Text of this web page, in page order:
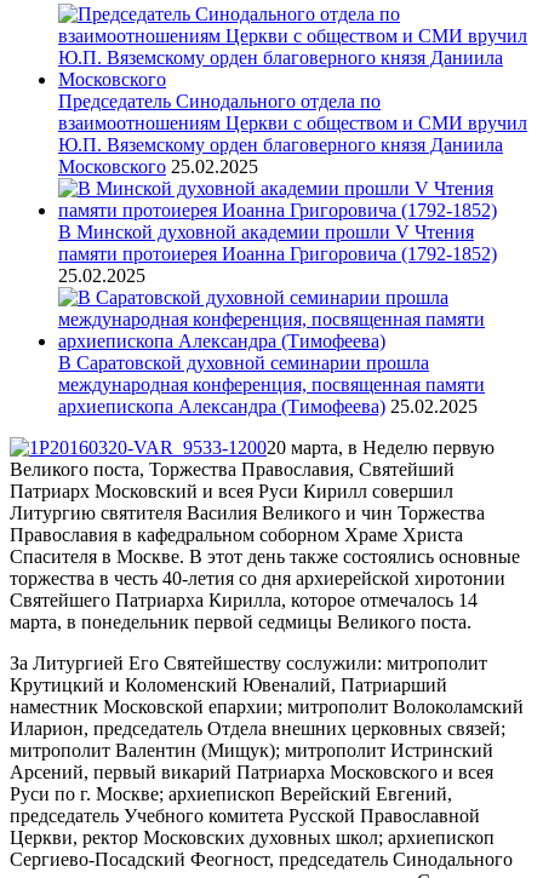
Председатель Синодального отдела по
взаимоотношениям Церкви с обществом и СМИ вручил
Ю.П. Вяземскому орден благоверного князя Даниила
Московского 25.02.2025
В Минской духовной академии прошли V Чтения
памяти протоиерея Иоанна Григоровича (1792-1852)
25.02.2025
В Саратовской духовной семинарии прошла
международная конференция, посвященная памяти
архиепископа Александра (Тимофеева) 25.02.2025
20 марта, в Неделю первую
Великого поста, Торжества Православия, Святейший
Патриарх Московский и всея Руси Кирилл совершил
Литургию святителя Василия Великого и чин Торжества
Православия в кафедральном соборном Храме Христа
Спасителя в Москве. В этот день также состоялись основные
торжества в честь 40-летия со дня архиерейской хиротонии
Святейшего Патриарха Кирилла, которое отмечалось 14
марта, в понедельник первой седмицы Великого поста.
За Литургией Его Святейшеству сослужили: митрополит
Крутицкий и Коломенский Ювеналий, Патриарший
наместник Московской епархии; митрополит Волоколамский
Иларион, председатель Отдела внешних церковных связей;
митрополит Валентин (Мищук); митрополит Истринский
Арсений, первый викарий Патриарха Московского и всея
Руси по г. Москве; архиепископ Верейский Евгений,
председатель Учебного комитета Русской Православной
Церкви, ректор Московских духовных школ; архиепископ
Сергиево-Посадский Феогност, председатель Синодального